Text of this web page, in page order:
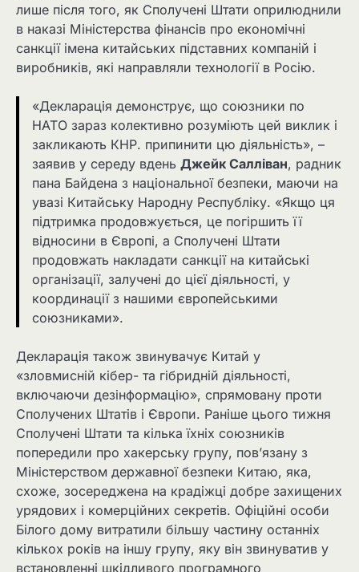
лише після того, як Сполучені Штати оприлюднили
в наказі Міністерства фінансів про економічні
санкції імена китайських підставних компаній і
виробників, які направляли технології в Росію.
«Декларація демонструє, що союзники по
НАТО зараз колективно розуміють цей виклик і
закликають КНР. припинити цю діяльність», –
заявив у середу вдень Джейк Салліван, радник
пана Байдена з національної безпеки, маючи на
увазі Китайську Народну Республіку. «Якщо ця
підтримка продовжується, це погіршить її
відносини в Європі, а Сполучені Штати
продовжать накладати санкції на китайські
організації, залучені до цієї діяльності, у
координації з нашими європейськими
союзниками».
Декларація також звинувачує Китай у
«зловмисній кібер- та гібридній діяльності,
включаючи дезінформацію», спрямовану проти
Сполучених Штатів і Європи. Раніше цього тижня
Сполучені Штати та кілька їхніх союзників
попередили про хакерську групу, пов’язану з
Міністерством державної безпеки Китаю, яка,
схоже, зосереджена на крадіжці добре захищених
урядових і комерційних секретів. Офіційні особи
Білого дому витратили більшу частину останніх
кількох років на іншу групу, яку він звинуватив у
встановленні шкідливого програмного